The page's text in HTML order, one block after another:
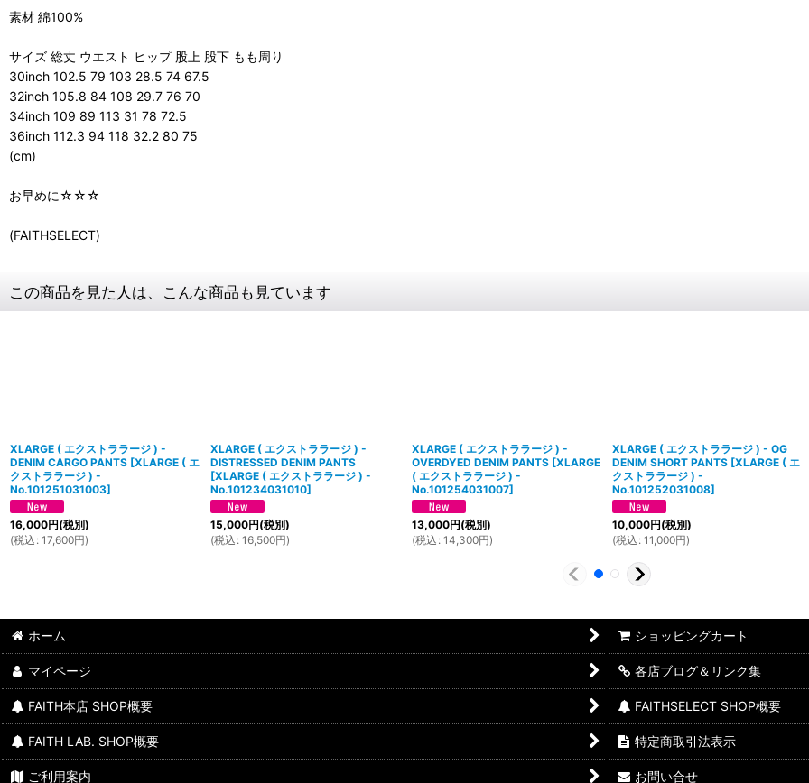
素材 綿100%
サイズ 総丈 ウエスト ヒップ 股上 股下 もも周り
30inch 102.5 79 103 28.5 74 67.5
32inch 105.8 84 108 29.7 76 70
34inch 109 89 113 31 78 72.5
36inch 112.3 94 118 32.2 80 75
(cm)
お早めに☆☆☆
(FAITHSELECT)
この商品を見た人は、こんな商品も見ています
XLARGE ( エクストララージ ) -
DENIM CARGO PANTS [XLARGE ( エ
クストララージ ) -
No.101251031003]
16,000円(税別)
(税込 : 17,600円)
XLARGE ( エクストララージ ) -
DISTRESSED DENIM PANTS
[XLARGE ( エクストララージ ) -
No.101234031010]
15,000円(税別)
(税込 : 16,500円)
XLARGE ( エクストララージ ) -
OVERDYED DENIM PANTS [XLARGE
( エクストララージ ) -
No.101254031007]
13,000円(税別)
(税込 : 14,300円)
XLARGE ( エクストララージ ) - OG
DENIM SHORT PANTS [XLARGE ( エ
クストララージ ) -
No.101252031008]
10,000円(税別)
(税込 : 11,000円)
ホーム ショッピングカート
マイページ 各店ブログ＆リンク集
FAITH本店 SHOP概要 FAITHSELECT SHOP概要
FAITH LAB. SHOP概要 特定商取引法表示
ご利用案内 お問い合せ